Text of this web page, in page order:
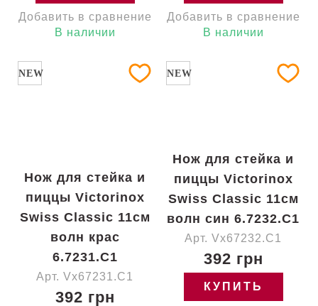
Добавить в сравнение
В наличии
Добавить в сравнение
В наличии
NEW
Нож для стейка и
пиццы Victorinox
Swiss Classic 11см
волн крас
6.7231.C1
Арт. Vx67231.C1
392 грн
NEW
Нож для стейка и
пиццы Victorinox
Swiss Classic 11см
волн син 6.7232.C1
Арт. Vx67232.C1
392 грн
КУПИТЬ